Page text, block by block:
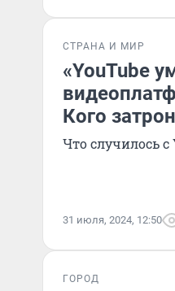
СТРАНА И МИР
«YouTube
Кого
Что случилось с
31 июля, 2024, 12:50
ГОРОД